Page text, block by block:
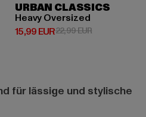
29,99 EUR
URBAN CLASSICS
Heavy Oversized
15,99 EUR
Derzeitiger Preis: 15,99 EUR
22,99 EURAktionspreis:
für lässige und stylische